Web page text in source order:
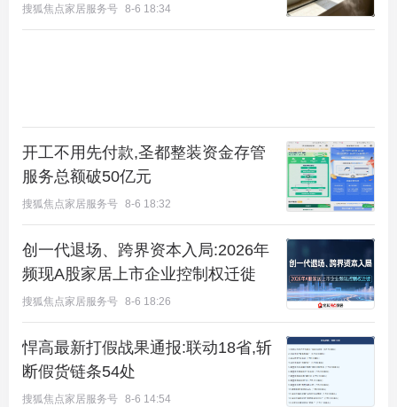
搜狐焦点家居服务号 8-6 18:34
开工不用先付款,圣都整装资金存管
服务总额破50亿元
搜狐焦点家居服务号 8-6 18:32
创一代退场、跨界资本入局:2026年
频现A股家居上市企业控制权迁徙
搜狐焦点家居服务号 8-6 18:26
悍高最新打假战果通报:联动18省,斩
断假货链条54处
搜狐焦点家居服务号 8-6 14:54